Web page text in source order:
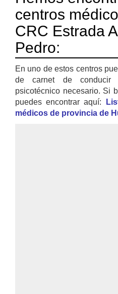
centros
CRC Estrada
Pedro:
En uno de estos centros
de carnet de
psicotécnico necesario. Si
puedes encontrar aquí:
médicos de provincia de